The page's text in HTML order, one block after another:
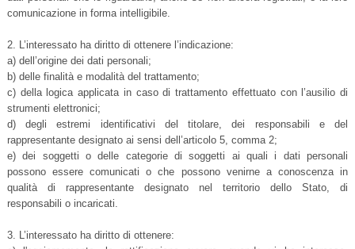
comunicazione in forma intelligibile.
2. L’interessato ha diritto di ottenere l’indicazione:
a) dell’origine dei dati personali;
b) delle finalità e modalità del trattamento;
c) della logica applicata in caso di trattamento effettuato con l’ausilio di
strumenti elettronici;
d) degli estremi identificativi del titolare, dei responsabili e del
rappresentante designato ai sensi dell’articolo 5, comma 2;
e) dei soggetti o delle categorie di soggetti ai quali i dati personali
possono essere comunicati o che possono venirne a conoscenza in
qualità di rappresentante designato nel territorio dello Stato, di
responsabili o incaricati.
3. L’interessato ha diritto di ottenere: